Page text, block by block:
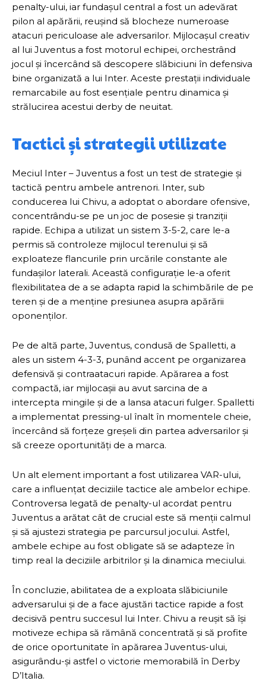
penalty-ului, iar fundașul central a fost un adevărat
pilon al apărării, reușind să blocheze numeroase
atacuri periculoase ale adversarilor. Mijlocașul creativ
al lui Juventus a fost motorul echipei, orchestrând
jocul și încercând să descopere slăbiciuni în defensiva
bine organizată a lui Inter. Aceste prestații individuale
remarcabile au fost esențiale pentru dinamica și
strălucirea acestui derby de neuitat.
Tactici și strategii utilizate
Meciul Inter – Juventus a fost un test de strategie și
tactică pentru ambele antrenori. Inter, sub
conducerea lui Chivu, a adoptat o abordare ofensive,
concentrându-se pe un joc de posesie și tranziții
rapide. Echipa a utilizat un sistem 3-5-2, care le-a
permis să controleze mijlocul terenului și să
exploateze flancurile prin urcările constante ale
fundașilor laterali. Această configurație le-a oferit
flexibilitatea de a se adapta rapid la schimbările de pe
teren și de a menține presiunea asupra apărării
oponenților.
Pe de altă parte, Juventus, condusă de Spalletti, a
ales un sistem 4-3-3, punând accent pe organizarea
defensivă și contraatacuri rapide. Apărarea a fost
compactă, iar mijlocașii au avut sarcina de a
intercepta mingile și de a lansa atacuri fulger. Spalletti
a implementat pressing-ul înalt în momentele cheie,
încercând să forțeze greșeli din partea adversarilor și
să creeze oportunități de a marca.
Un alt element important a fost utilizarea VAR-ului,
care a influențat deciziile tactice ale ambelor echipe.
Controversa legată de penalty-ul acordat pentru
Juventus a arătat cât de crucial este să menții calmul
și să ajustezi strategia pe parcursul jocului. Astfel,
ambele echipe au fost obligate să se adapteze în
timp real la deciziile arbitrilor și la dinamica meciului.
În concluzie, abilitatea de a exploata slăbiciunile
adversarului și de a face ajustări tactice rapide a fost
decisivă pentru succesul lui Inter. Chivu a reușit să își
motiveze echipa să rămână concentrată și să profite
de orice oportunitate în apărarea Juventus-ului,
asigurându-și astfel o victorie memorabilă în Derby
D’Italia.